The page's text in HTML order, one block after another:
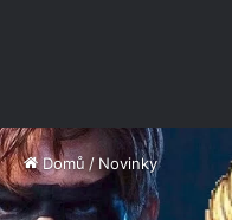
Domů / Novinky